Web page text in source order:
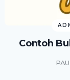
Contoh